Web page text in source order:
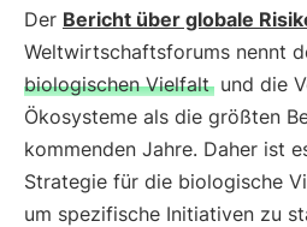
Der Bericht über globale
Weltwirtschaftsforums nennt
biologischen Vielfalt und die
Ökosysteme als die größten
kommenden Jahre. Daher ist
Strategie für die biologische
um spezifische Initiativen zu